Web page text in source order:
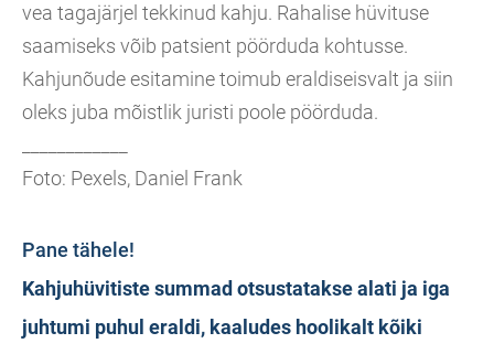
vea tagajärjel tekkinud kahju. Rahalise hüvituse
saamiseks võib patsient pöörduda kohtusse.
Kahjunõude esitamine toimub eraldiseisvalt ja siin
oleks juba mõistlik juristi poole pöörduda.
Foto: Pexels, Daniel Frank
Pane tähele!
Kahjuhüvitiste summad otsustatakse alati ja iga
juhtumi puhul eraldi, kaaludes hoolikalt kõiki